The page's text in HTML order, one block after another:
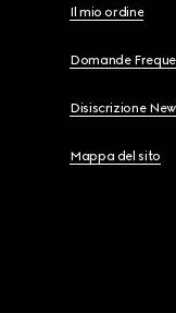
Il mio ordine
Domande
Disiscrizione
Mappa del sito